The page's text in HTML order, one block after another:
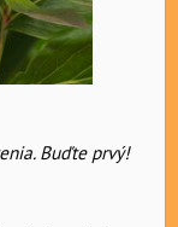
Buďte prvý!